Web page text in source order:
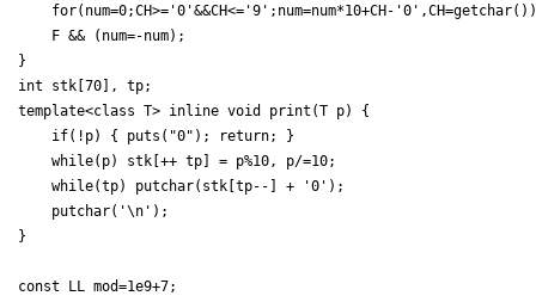
for(num=0;CH>='0'&&CH<='9';num=num*10+CH-
    F && (num=-num);
}
int stk[70], tp;
template<class T> inline void print(T p) {
    if(!p) { puts("0"); return; }
    while(p) stk[++ tp] = p%10, p/=10;
    while(tp) putchar(stk[tp--] + '0');
    putchar('\n');
}
const LL mod=1e9+7;